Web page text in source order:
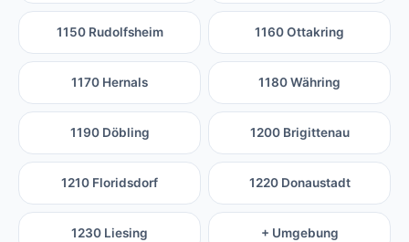
1150 Rudolfsheim 1160 Ottakring
1170 Hernals 1180 Währing
1190 Döbling 1200 Brigittenau
1210 Floridsdorf 1220 Donaustadt
1230 Liesing + Umgebung